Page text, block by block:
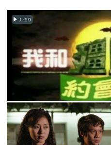
1:59